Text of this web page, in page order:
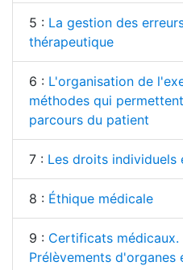
5 : La gestion des
thérapeutique
6 : L'organisation de
méthodes qui
parcours du patient
7 : Les droits
8 : Éthique médicale
9 : Certificats
Prélèvements d'organes